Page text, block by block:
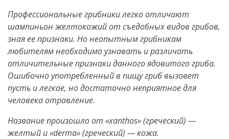
Профессиональные грибники легко отличают
шампиньон желтокожий от съедобных видов грибов,
зная ее признаки. Но неопытным грибникам
любителям необходимо узнавать и различать
отличительные признаки данного ядовитого гриба.
Ошибочно употребленный в пищу гриб вызовет
пусть и легкое, но достаточно неприятное для
человека отравление.
Название произошло от «xanthos» (греческий) —
желтый и «derma» (греческий) — кожа.